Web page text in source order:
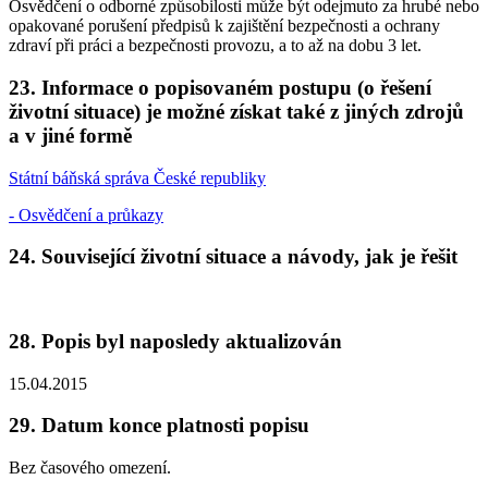
Osvědčení o odborné způsobilosti může být odejmuto za hrubé nebo
opakované porušení předpisů k zajištění bezpečnosti a ochrany
zdraví při práci a bezpečnosti provozu, a to až na dobu 3 let.
23. Informace o popisovaném postupu (o řešení
životní situace) je možné získat také z jiných zdrojů
a v jiné formě
Státní báňská správa České republiky
- Osvědčení a průkazy
24. Související životní situace a návody, jak je řešit
28. Popis byl naposledy aktualizován
15.04.2015
29. Datum konce platnosti popisu
Bez časového omezení.